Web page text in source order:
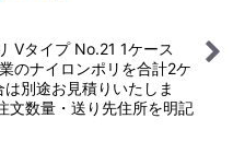
Vタイプ No.21 1ケース
のナイロンポリを合計2ケ
別途お見積りいたしま
文数量・送り先住所を明記